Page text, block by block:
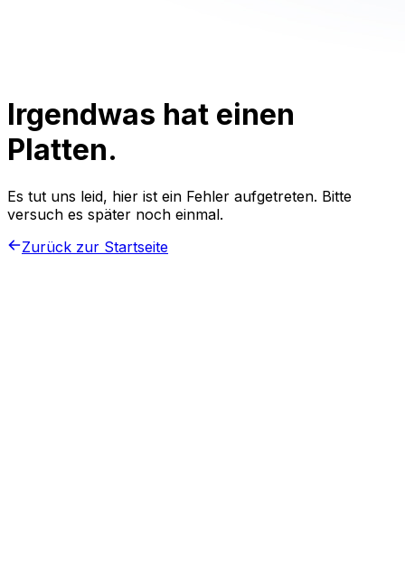
Irgendwas hat einen
Platten.
Es tut uns leid, hier ist ein Fehler aufgetreten. Bitte
versuch es später noch einmal.
Zurück zur Startseite